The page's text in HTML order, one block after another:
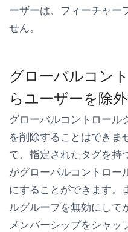
ーザーは、フィーチャー
せん。
グローバルコン
らユーザーを除
グローバルコントロール
を削除することはできま
て、指定されたタグを持
がグローバルコントロー
にすることができます。
ルグループを無効にして
メンバーシップをシャッ